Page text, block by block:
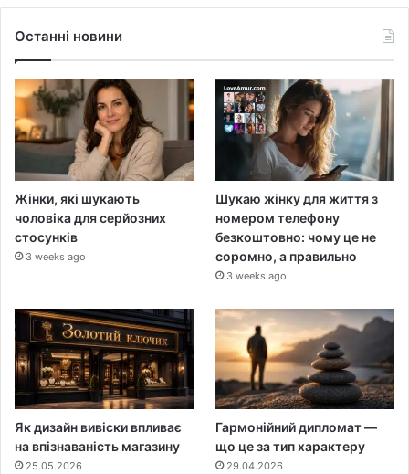
Останні новини
Жінки, які шукають
чоловіка для серйозних
стосунків
3 weeks ago
Шукаю жінку для життя з
номером телефону
безкоштовно: чому це не
соромно, а правильно
3 weeks ago
Як дизайн вивіски впливає
на впізнаваність магазину
25.05.2026
Гармонійний дипломат —
що це за тип характеру
29.04.2026